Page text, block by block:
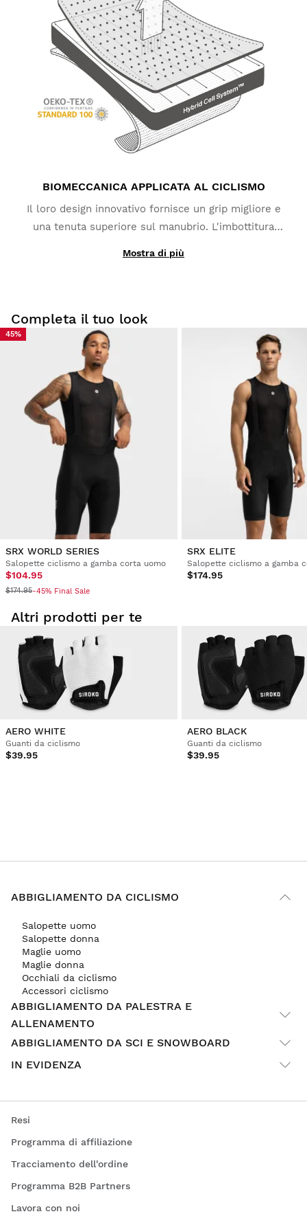
Questa recensione ti è stata utile? Sì Segnala Condividi
1 2 3 4 5 6 7
BIOMECCANICA APPLICATA AL CICLISMO
Il loro design innovativo fornisce un grip migliore e
una tenuta superiore sul manubrio. L'imbottitura
Mostra di più
Completa il tuo look
45%
SRX WORLD SERIES
Salopette ciclismo a gamba corta uomo
$104.95
$174.95-45% Final Sale
SRX ELITE
Salopette ciclismo a gamba
$174.95
Altri prodotti per te
AERO WHITE
Guanti da ciclismo
$39.95
AERO BLACK
Guanti da ciclismo
$39.95
ABBIGLIAMENTO DA CICLISMO
Salopette uomo
Salopette donna
Maglie uomo
Maglie donna
Occhiali da ciclismo
Accessori ciclismo
ABBIGLIAMENTO DA PALESTRA E
ALLENAMENTO
ABBIGLIAMENTO DA SCI E SNOWBOARD
IN EVIDENZA
Resi
Programma di affiliazione
Tracciamento dell'ordine
Programma B2B Partners
Lavora con noi